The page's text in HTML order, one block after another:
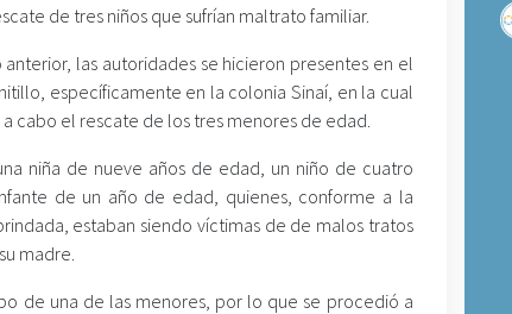
de tres niños que sufrían maltrato familiar.
anterior, las autoridades se hicieron presentes en el
específicamente en la colonia Sinaí, en la cual
cabo el rescate de los tres menores de edad.
niña de nueve años de edad, un niño de cuatro
de un año de edad, quienes, conforme a la
estaban siendo víctimas de de malos tratos
madre.
de una de las menores, por lo que se procedió a